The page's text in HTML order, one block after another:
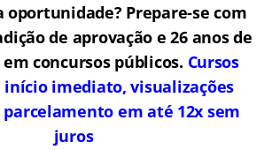
oportunidade? Prepare-se com
de aprovação e 26 anos de
concursos públicos. Cursos
imediato, visualizações
em até 12x sem
juros